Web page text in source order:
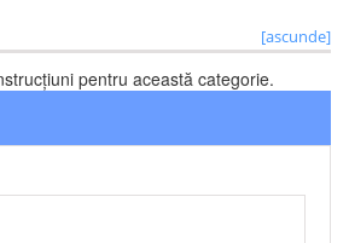
[ascunde]
pentru această categorie.